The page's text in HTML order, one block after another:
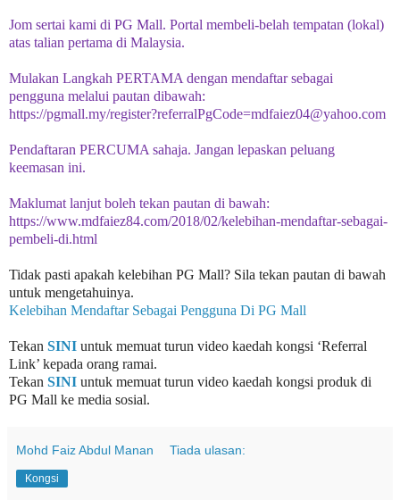
Jom sertai kami di PG Mall. Portal membeli-belah tempatan (lokal)
atas talian pertama di Malaysia.
Mulakan Langkah PERTAMA dengan mendaftar sebagai
pengguna melalui pautan dibawah:
https://pgmall.my/register?referralPgCode=mdfaiez04@yahoo.com
Pendaftaran PERCUMA sahaja. Jangan lepaskan peluang
keemasan ini.
Maklumat lanjut boleh tekan pautan di bawah:
https://www.mdfaiez84.com/2018/02/kelebihan-mendaftar-sebagai-
pembeli-di.html
Tidak pasti apakah kelebihan PG Mall? Sila tekan pautan di bawah
untuk mengetahuinya.
Kelebihan Mendaftar Sebagai Pengguna Di PG Mall
Tekan SINI untuk memuat turun video kaedah kongsi ‘Referral
Link’ kepada orang ramai.
Tekan SINI untuk memuat turun video kaedah kongsi produk di
PG Mall ke media sosial.
Mohd Faiz Abdul Manan Tiada ulasan:
Kongsi